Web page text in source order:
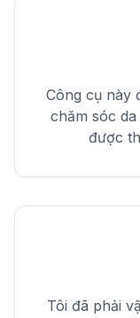
Công cụ này
chăm sóc
được
Tôi đã phải